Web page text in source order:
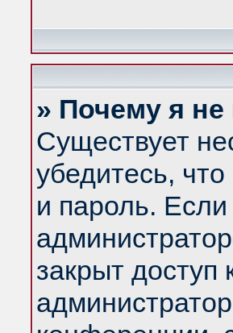
» Почему я не
Существует
убедитесь,
и пароль.
закрыт